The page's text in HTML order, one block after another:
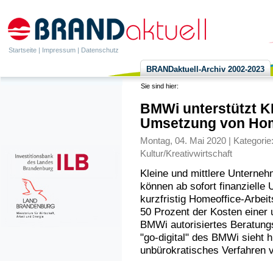
Startseite | Impressum | Datenschutz
BRANDaktuell-Archiv 2002-2023
Sie sind hier:
BMWi unterstützt
Umsetzung von
Montag, 04. Mai 2020 |
Kultur/Kreativwirtschaft
Kleine und mittlere
können ab sofort finanzielle
kurzfristig Homeoffice-
50 Prozent der Kosten einer
BMWi autorisiertes
"go-digital" des BMWi sieht
unbürokratisches Verfahren